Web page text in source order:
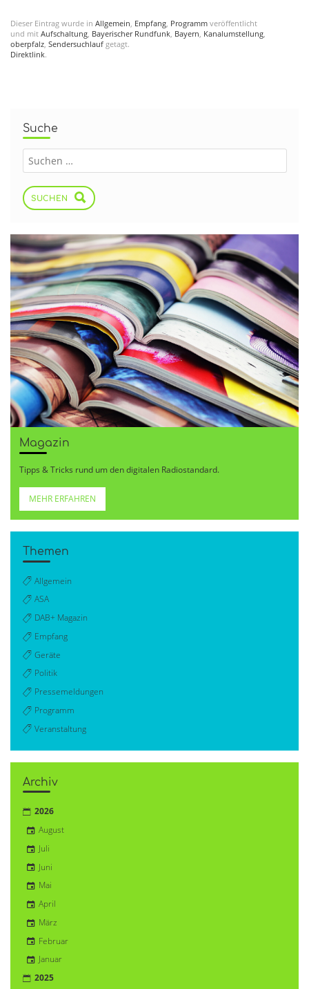
Dieser Eintrag wurde in Allgemein, Empfang, Programm veröffentlicht
und mit Aufschaltung, Bayerischer Rundfunk, Bayern, Kanalumstellung,
oberpfalz, Sendersuchlauf getagt.
Direktlink.
Suche
SUCHEN
Magazin
Tipps & Tricks rund um den digitalen Radiostandard.
MEHR ERFAHREN
Themen
Allgemein
ASA
DAB+ Magazin
Empfang
Geräte
Politik
Pressemeldungen
Programm
Veranstaltung
Archiv
2026
August
Juli
Juni
Mai
April
März
Februar
Januar
2025